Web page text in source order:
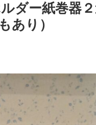
ダー紙巻器
あり）